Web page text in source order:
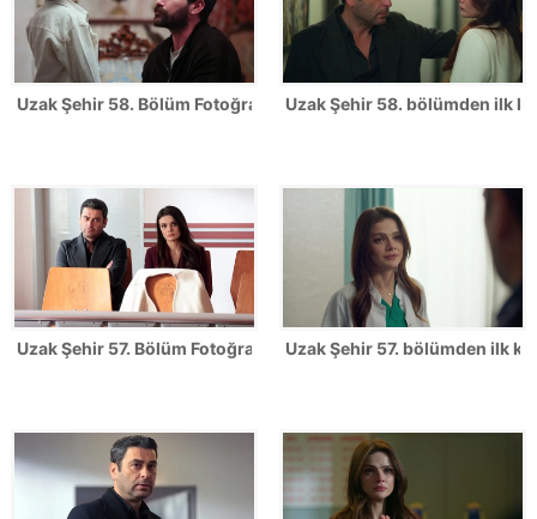
Uzak Şehir 58. Bölüm FotoğraflarıUzak Şehir 58. bölümden ilk
Uzak Şehir 57. Bölüm Fotoğrafları Uzak Şehir 57. bölümden ilk